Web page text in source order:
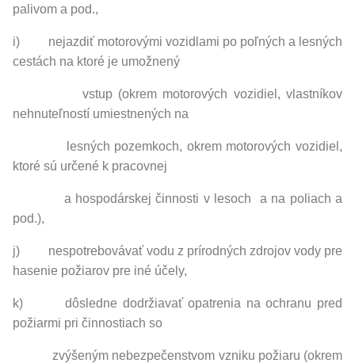
palivom a pod.,
i) nejazdiť motorovými vozidlami po poľných a lesných
cestách na ktoré je umožnený
vstup (okrem motorových vozidiel, vlastníkov
nehnuteľností umiestnených na
lesných pozemkoch, okrem motorových vozidiel,
ktoré sú určené k pracovnej
a hospodárskej činnosti v lesoch a na poliach a
pod.),
j) nespotrebovávať vodu z prírodných zdrojov vody pre
hasenie požiarov pre iné účely,
k) dôsledne dodržiavať opatrenia na ochranu pred
požiarmi pri činnostiach so
zvýšeným nebezpečenstvom vzniku požiaru (okrem